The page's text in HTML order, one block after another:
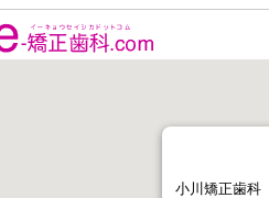
小川矯正歯科